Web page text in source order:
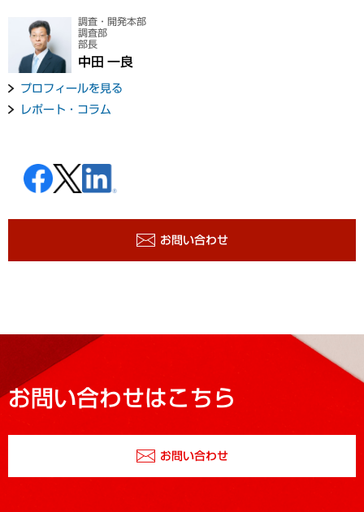
調査・開発本部
調査部
部長
中田 一良
プロフィールを見る
レポート・コラム
お問い合わせ
お問い合わせはこちら
お問い合わせ